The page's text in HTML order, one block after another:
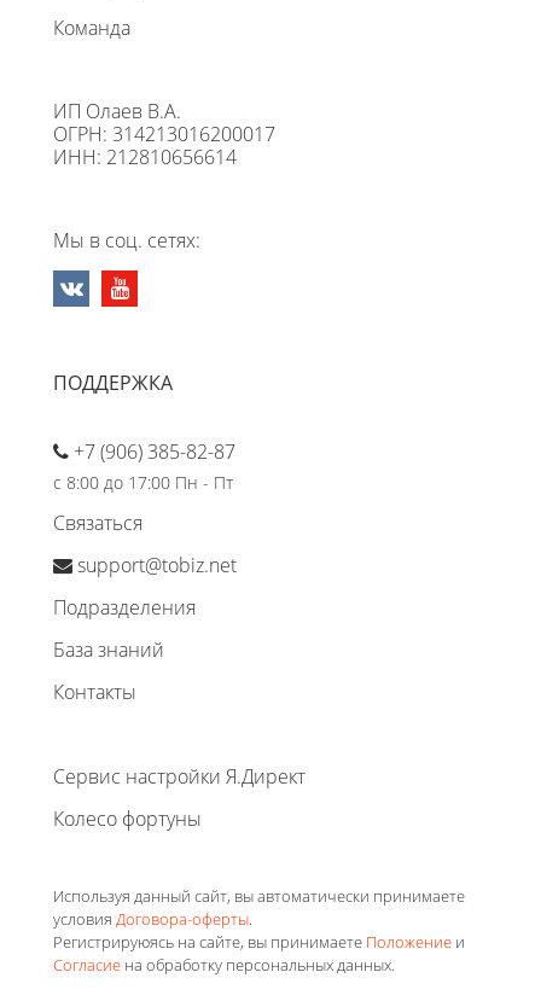
Команда
ИП Олаев В.А.
ОГРН: 314213016200017
ИНН: 212810656614
Мы в соц. сетях:
ПОДДЕРЖКА
+7 (906) 385-82-87
с 8:00 до 17:00 Пн - Пт
Связаться
support@tobiz.net
Подразделения
База знаний
Контакты
Сервис настройки Я.Директ
Колесо фортуны
Используя данный сайт, вы автоматически принимаете
условия Договора-оферты.
Регистрируюясь на сайте, вы принимаете Положение и
Согласие на обработку персональных данных.